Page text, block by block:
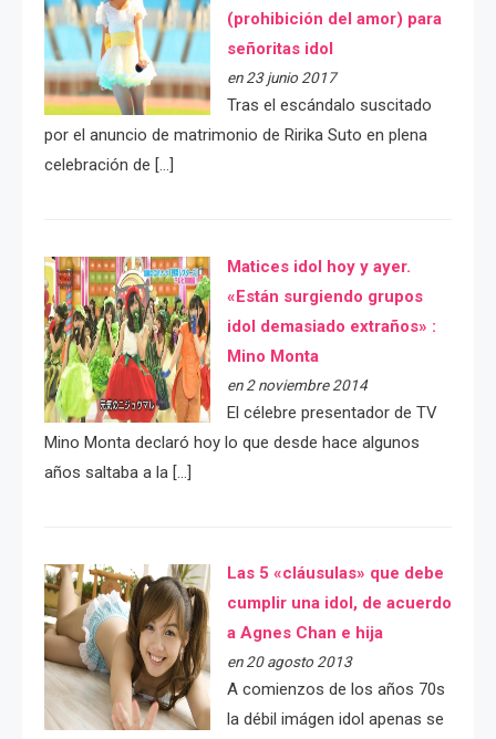
(prohibición del amor) para
señoritas idol
en 23 junio 2017
Tras el escándalo suscitado
por el anuncio de matrimonio de Ririka Suto en plena
celebración de […]
Matices idol hoy y ayer.
«Están surgiendo grupos
idol demasiado extraños» :
Mino Monta
en 2 noviembre 2014
El célebre presentador de TV
Mino Monta declaró hoy lo que desde hace algunos
años saltaba a la […]
Las 5 «cláusulas» que debe
cumplir una idol, de acuerdo
a Agnes Chan e hija
en 20 agosto 2013
A comienzos de los años 70s
la débil imágen idol apenas se